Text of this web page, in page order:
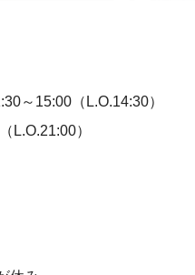
～15:00（L.O.14:30）
L.O.21:00）